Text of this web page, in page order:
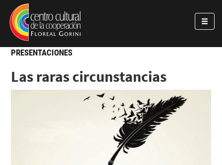
Pasar al contenido principal
Jump to main content
PRESENTACIONES
Las raras circunstancias